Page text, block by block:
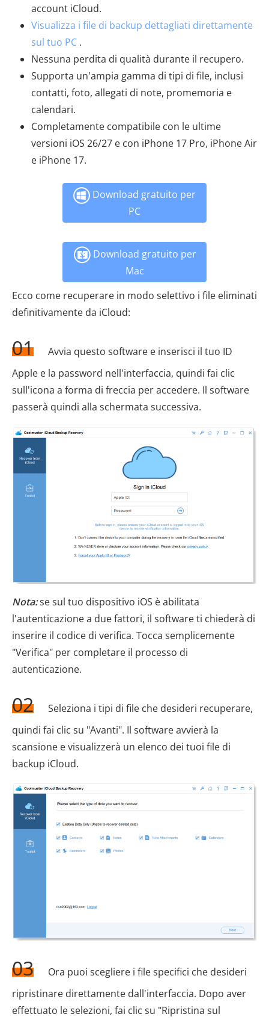
account iCloud.
Visualizza i file di backup dettagliati direttamente
sul tuo PC .
Nessuna perdita di qualità durante il recupero.
Supporta un'ampia gamma di tipi di file, inclusi
contatti, foto, allegati di note, promemoria e
calendari.
Completamente compatibile con le ultime
versioni iOS 26/27 e con iPhone 17 Pro, iPhone Air
e iPhone 17.
Download gratuito per
PC
Download gratuito per
Mac
Ecco come recuperare in modo selettivo i file eliminati
definitivamente da iCloud:
01
Avvia questo software e inserisci il tuo ID
Apple e la password nell'interfaccia, quindi fai clic
sull'icona a forma di freccia per accedere. Il software
passerà quindi alla schermata successiva.
Nota:se sul tuo dispositivo iOS è abilitata
l'autenticazione a due fattori, il software ti chiederà di
inserire il codice di verifica. Tocca semplicemente
"Verifica" per completare il processo di
autenticazione.
02
Seleziona i tipi di file che desideri recuperare,
quindi fai clic su "Avanti". Il software avvierà la
scansione e visualizzerà un elenco dei tuoi file di
backup iCloud.
03
Ora puoi scegliere i file specifici che desideri
ripristinare direttamente dall'interfaccia. Dopo aver
effettuato le selezioni, fai clic su "Ripristina sul